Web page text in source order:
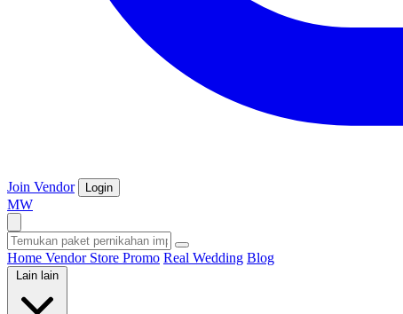
Join Vendor Login
MW
Home Vendor Store Promo Real Wedding Blog
Lain lain